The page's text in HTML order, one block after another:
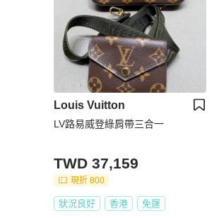
Louis Vuitton
LV路易威登綠肩帶三合一
TWD 37,159
現折 800
狀況良好 香港 免運